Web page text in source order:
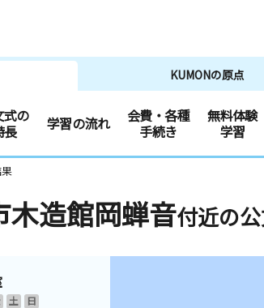
KUMONの原点
式の
長
学習の流れ
会費・各種
手続き
無料体験
学習
木造館岡蝉音付近の
土
日